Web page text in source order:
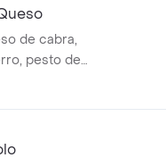
de cabra,
pesto de